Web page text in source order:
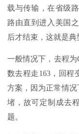
载与传输，在省级
路由直到进入美国
后才结束，这就是
一般情况下，去程
数去程走163，回程
方案，因为正常情
堵，故可定制成去
题。